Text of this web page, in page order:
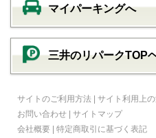
マイパーキングへ
三井のリパークTOP
サイトのご利用方法 | サイト利用上
お問い合わせ | サイトマップ
会社概要 | 特定商取引に基づく表記